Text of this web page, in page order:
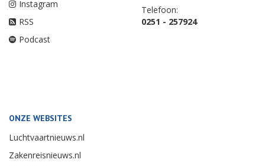
Instagram
RSS
Podcast
Telefoon:
0251 - 257924
ONZE WEBSITES
Luchtvaartnieuws.nl
Zakenreisnieuws.nl